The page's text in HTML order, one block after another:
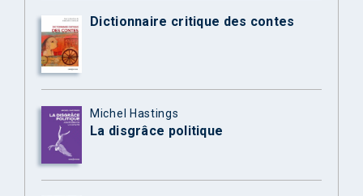
Dictionnaire critique des contes
Michel Hastings
La disgrâce politique